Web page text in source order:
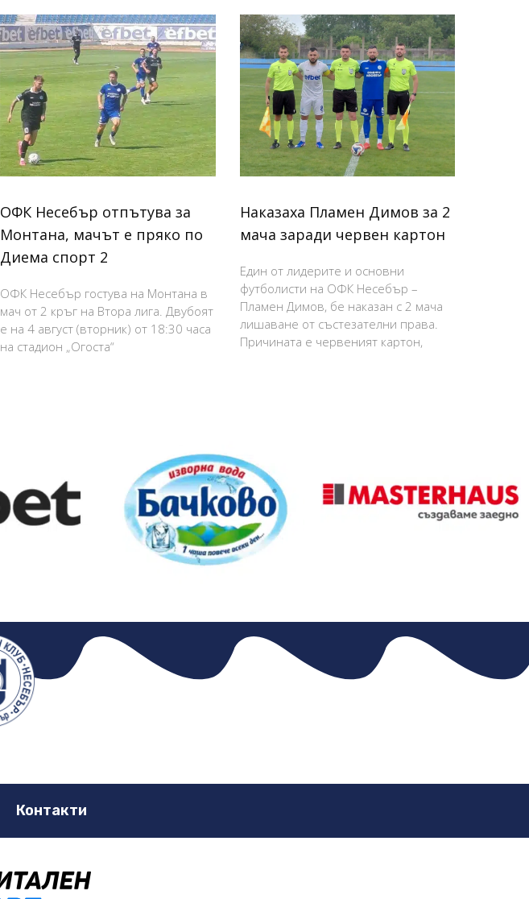
ОФК Несебър отпътува за
Монтана, мачът е пряко по
Диема спорт 2
ОФК Несебър гостува на Монтана в
мач от 2 кръг на Втора лига. Двубоят
е на 4 август (вторник) от 18:30 часа
на стадион „Огоста“
Наказаха Пламен Димов за 2
мача заради червен картон
Един от лидерите и основни
футболисти на ОФК Несебър –
Пламен Димов, бе наказан с 2 мача
лишаване от състезателни права.
Причината е червеният картон,
Контакти